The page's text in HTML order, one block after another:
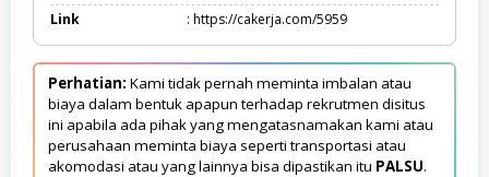
Link
: https://cakerja.com/5959
Perhatian: Kami tidak pernah meminta imbalan atau
biaya dalam bentuk apapun terhadap rekrutmen disitus
ini apabila ada pihak yang mengatasnamakan kami atau
perusahaan meminta biaya seperti transportasi atau
akomodasi atau yang lainnya bisa dipastikan itu PALSU.